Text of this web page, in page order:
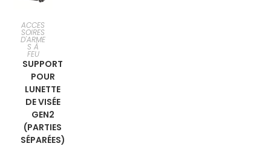
VOIR LES
PRODUIT
S
ACCES
SOIRES
D'ARME
S À
FEU
SUPPORT
POUR
LUNETTE
DE VISÉE
GEN2
(PARTIES
SÉPARÉES)